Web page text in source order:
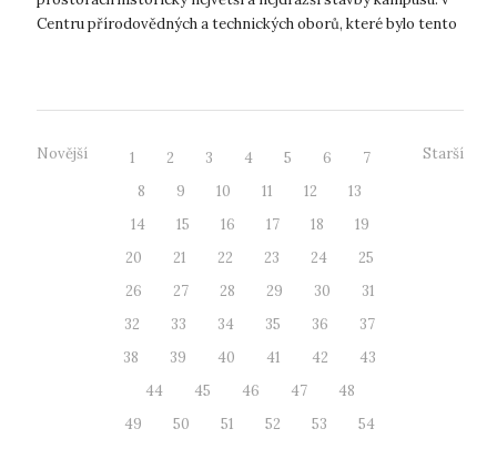
Centru přírodovědných a technických oborů, které bylo tento
Novější 1 2 3 4 5 6
7
8
9 10 11 12
13
14
15 16 17 18
19
20
21 22 23 24
25
26
27 28 29 30
31
32
33 34 35 36
37
38
39 40 41 42
43
44
45 46 47
48
49
50 51 52 53
54
Starší